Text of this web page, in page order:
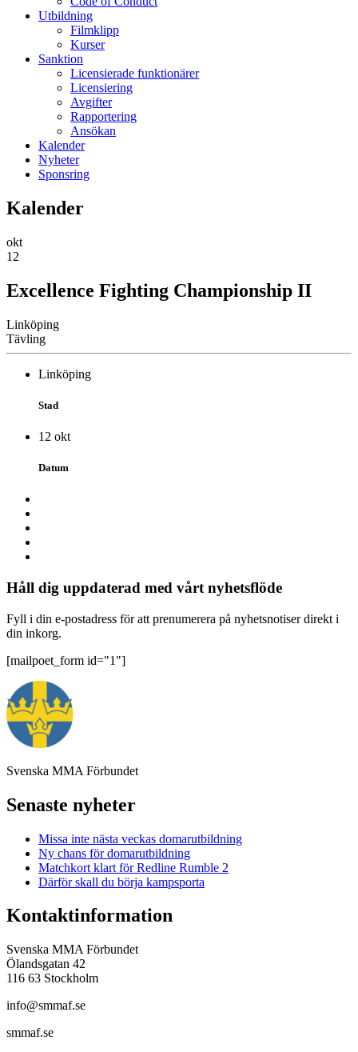
Utbildning
Filmklipp
Kurser
Sanktion
Licensierade funktionärer
Licensiering
Avgifter
Rapportering
Ansökan
Kalender
Nyheter
Sponsring
Kalender
okt
12
Excellence Fighting Championship II
Linköping
Tävling
Linköping
Stad
12 okt
Datum
Håll dig uppdaterad med vårt nyhetsflöde
Fyll i din e-postadress för att prenumerera på nyhetsnotiser direkt i
din inkorg.
[mailpoet_form id="1"]
Svenska MMA Förbundet
Senaste nyheter
Missa inte nästa veckas domarutbildning
Ny chans för domarutbildning
Matchkort klart för Redline Rumble 2
Därför skall du börja kampsporta
Kontaktinformation
Svenska MMA Förbundet
Ölandsgatan 42
116 63 Stockholm
info@smmaf.se
smmaf.se